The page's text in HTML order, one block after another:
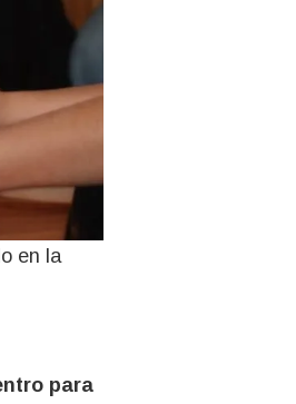
en la
para